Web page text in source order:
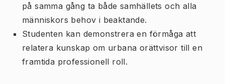
på samma gång ta både samhällets och alla
människors behov i beaktande.
Studenten kan demonstrera en förmåga att
relatera kunskap om urbana orättvisor till en
framtida professionell roll.